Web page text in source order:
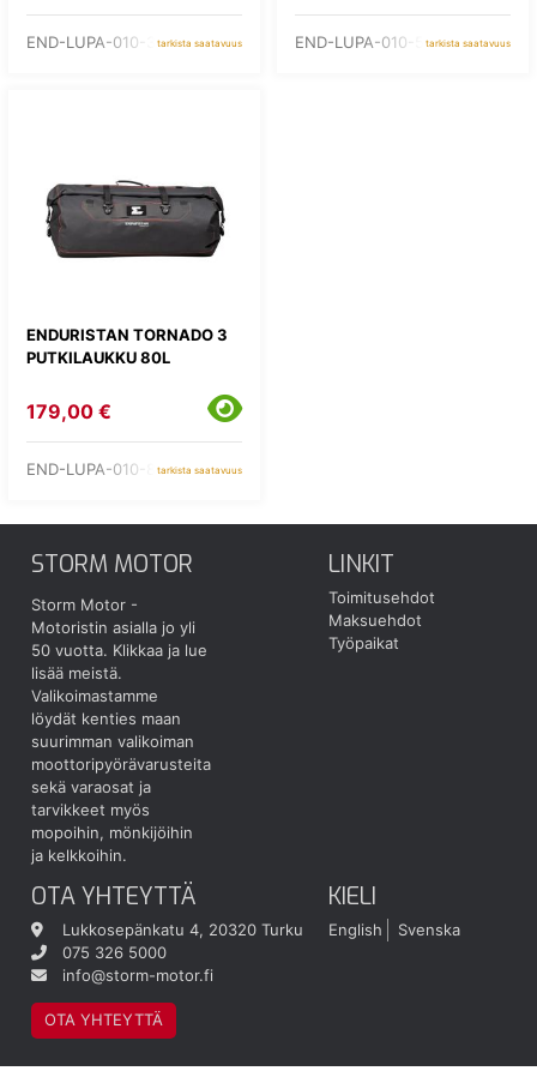
END-LUPA-010-30tarkista saatavuus END-LUPA-010-50tarkista saatavuus
ENDURISTAN TORNADO 3
PUTKILAUKKU 80L
179,00 €
END-LUPA-010-80tarkista saatavuus
STORM MOTOR
Storm Motor -
Motoristin asialla jo yli
50 vuotta. Klikkaa ja lue
lisää meistä.
Valikoimastamme
löydät kenties maan
suurimman valikoiman
moottoripyörävarusteita
sekä varaosat ja
tarvikkeet myös
mopoihin, mönkijöihin
ja kelkkoihin.
LINKIT
Toimitusehdot
Maksuehdot
Työpaikat
OTA YHTEYTTÄ
Lukkosepänkatu 4, 20320 Turku
075 326 5000
info@storm-motor.fi
OTA YHTEYTTÄ
KIELI
English Svenska